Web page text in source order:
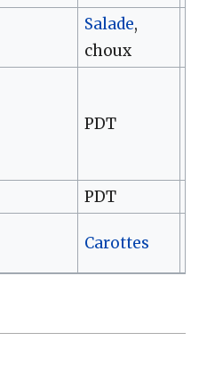
Salade,
choux
PDT
PDT
Carottes